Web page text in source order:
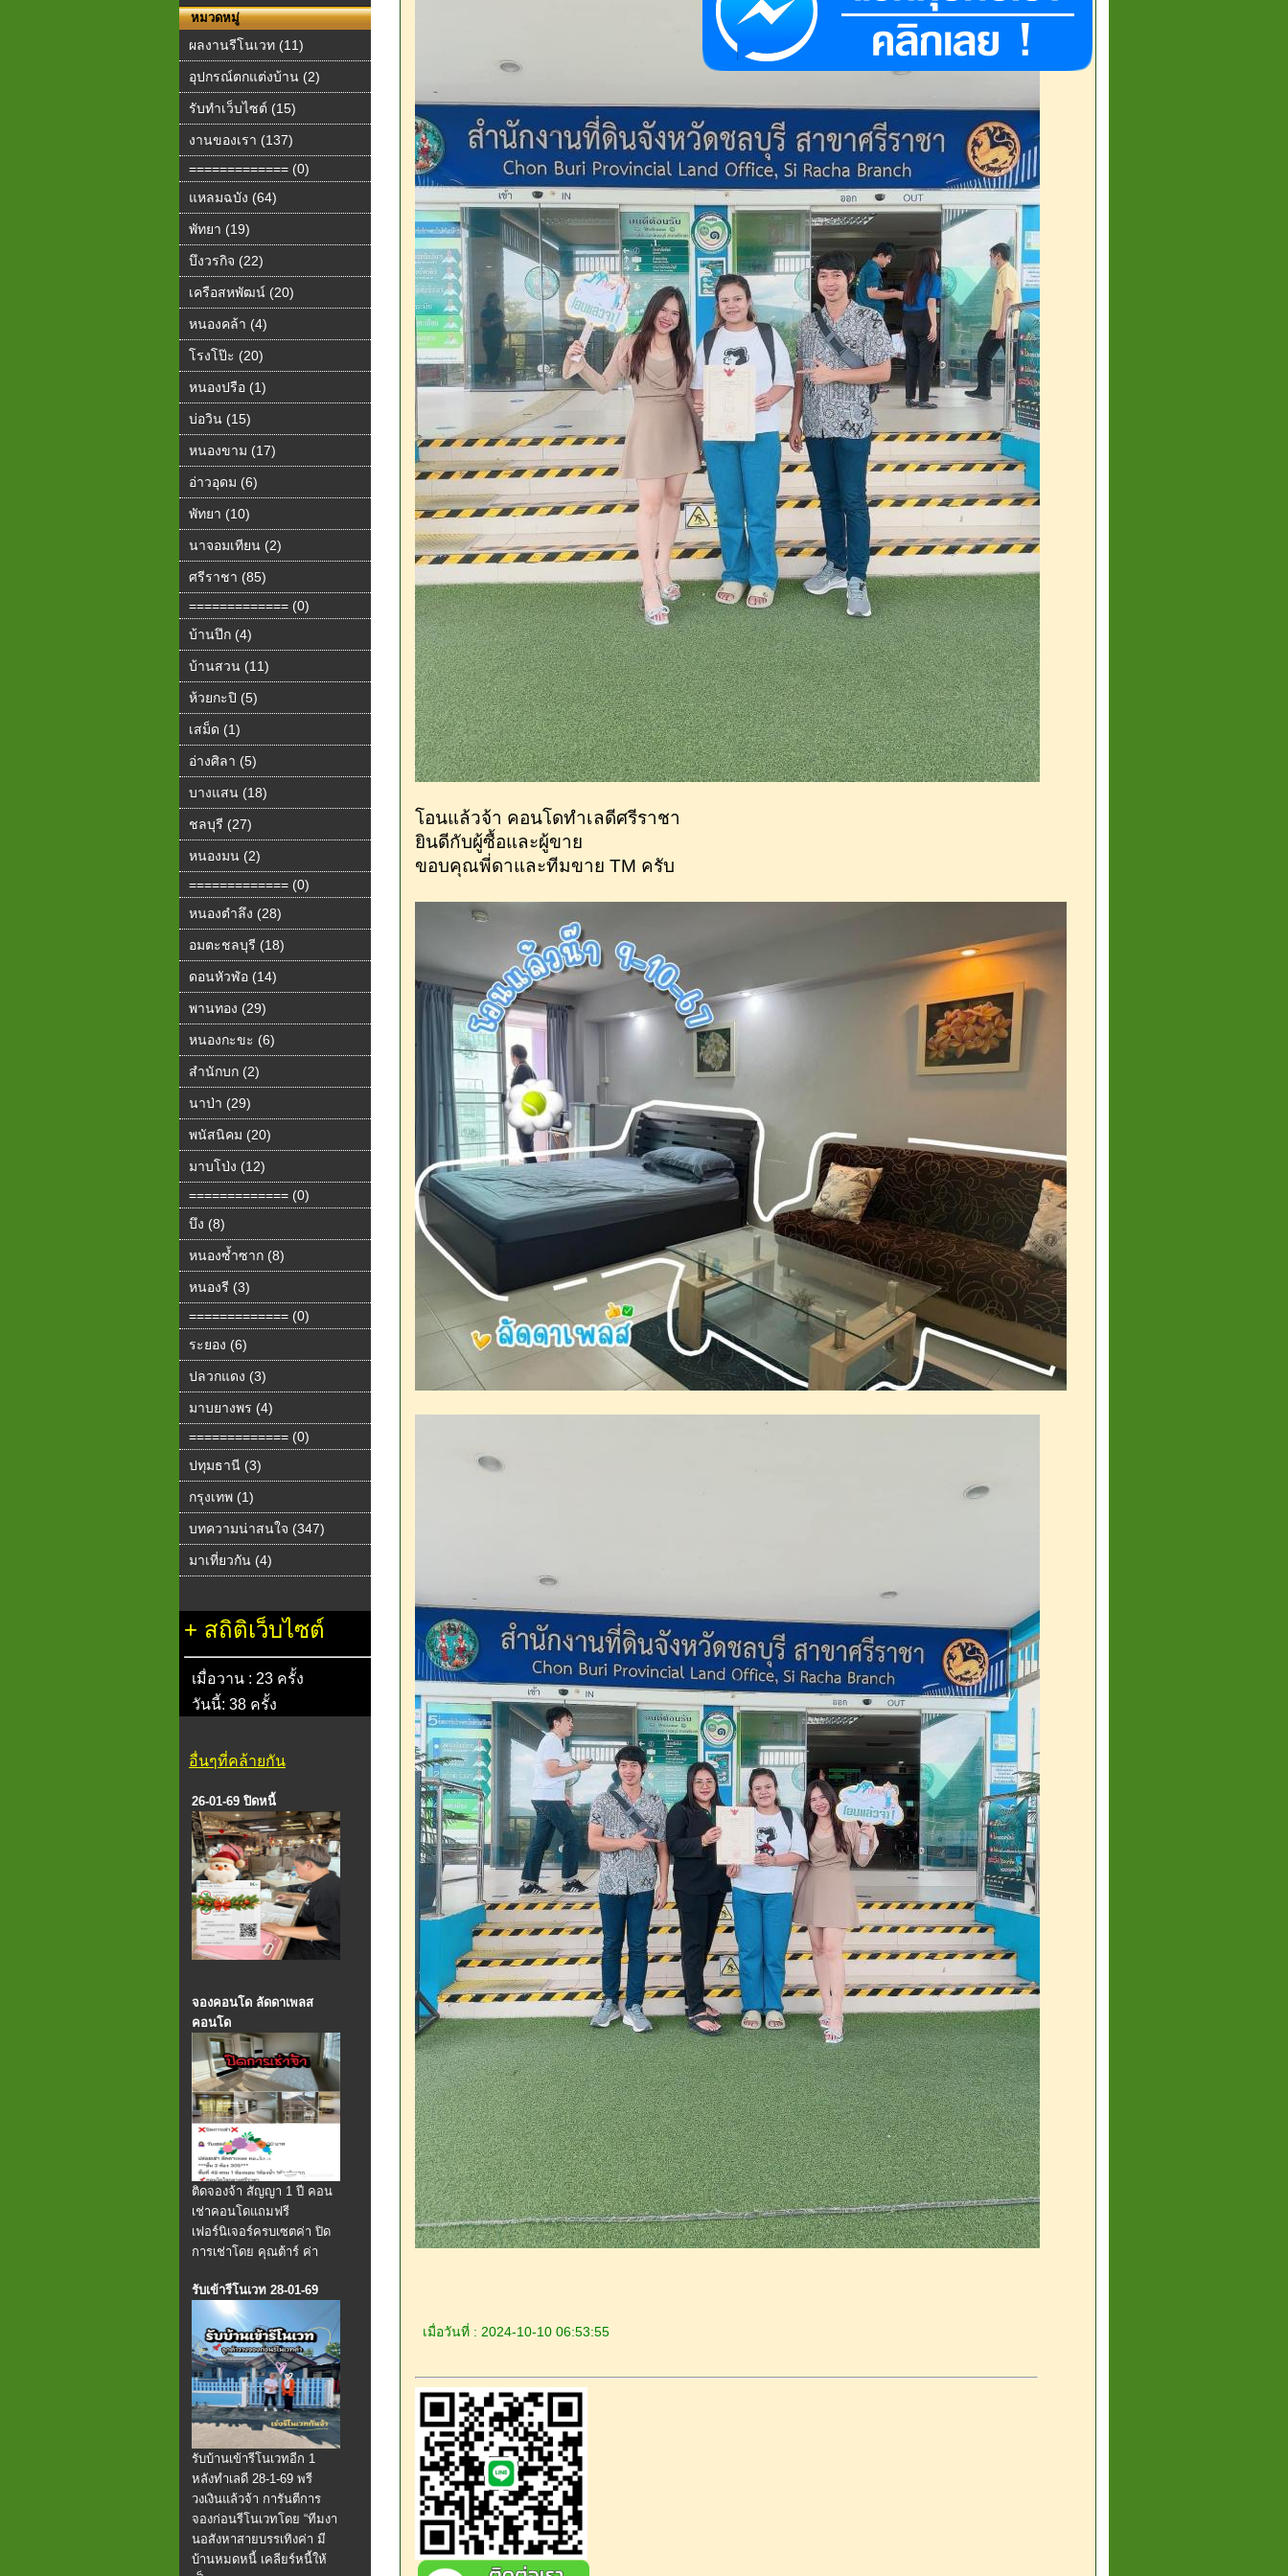
หมวดหมู่
ผลงานรีโนเวท (11)
อุปกรณ์ตกแต่งบ้าน (2)
รับทำเว็บไซต์ (15)
งานของเรา (137)
============= (0)
แหลมฉบัง (64)
พัทยา (19)
บึงวรกิจ (22)
เครือสหพัฒน์ (20)
หนองคล้า (4)
โรงโป๊ะ (20)
หนองปรือ (1)
บ่อวิน (15)
หนองขาม (17)
อ่าวอุดม (6)
พัทยา (10)
นาจอมเทียน (2)
ศรีราชา (85)
============= (0)
บ้านปึก (4)
บ้านสวน (11)
ห้วยกะปิ (5)
เสม็ด (1)
อ่างศิลา (5)
บางแสน (18)
ชลบุรี (27)
หนองมน (2)
============= (0)
หนองตำลึง (28)
อมตะชลบุรี (18)
ดอนหัวฬ่อ (14)
พานทอง (29)
หนองกะขะ (6)
สำนักบก (2)
นาป่า (29)
พนัสนิคม (20)
มาบโป่ง (12)
============= (0)
บึง (8)
หนองซ้ำซาก (8)
หนองรี (3)
============= (0)
ระยอง (6)
ปลวกแดง (3)
มาบยางพร (4)
============= (0)
ปทุมธานี (3)
กรุงเทพ (1)
บทความน่าสนใจ (347)
มาเที่ยวกัน (4)
+ สถิติเว็บไซต์
เมื่อวาน : 23 ครั้ง
วันนี้: 38 ครั้ง
อื่นๆที่คล้ายกัน
26-01-69 ปิดหนี้
จองคอนโด ลัดดาเพลส
คอนโด
ติดจองจ้า สัญญา 1 ปี คอน
เช่าคอนโดแถมฟรี
เฟอร์นิเจอร์ครบเซตค่า ปิด
การเช่าโดย คุณต้าร์ ค่า
รับเข้ารีโนเวท 28-01-69
รับบ้านเข้ารีโนเวทอีก 1
หลังทำเลดี 28-1-69 พรี
วงเงินแล้วจ้า การันตีการ
จองก่อนรีโนเวทโดย “ทีมงา
นอสังหาสายบรรเทิงค่า มี
บ้านหมดหนี้ เคลียร์หนี้ให้
โอนแล้วจ้า คอนโดทำเลดีศรีราชา
ยินดีกับผู้ซื้อและผู้ขาย
ขอบคุณพี่ดาและทีมขาย TM ครับ
เมื่อวันที่ : 2024-10-10 06:53:55